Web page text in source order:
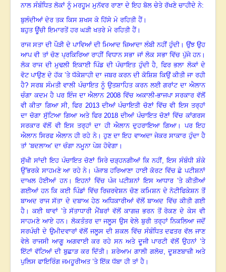
ਨਾਲ ਸੰਬੰਧਿਤ ਲੋਕਾਂ ਨੂੰ ਮਰਹੂਮ ਮੁਨੱਵਰ ਰਾਣਾ ਦੇ ਇਹ ਬੋਲ ਚੇਤੇ ਰੱਖਣੇ ਚਾਹੀਦੇ ਨੇ:
ਬੁਲੰਦੀਆਂ ਦੇਰ ਤਕ ਕਿਸ ਸ਼ਖਸ ਕੇ ਹਿੱਸੇ ਮੇ ਰਹਿਤੀ ਹੈਂ ।
ਬਹੁਤ ਊਂਚੀ ਇਮਾਰਤੇਂ ਹਰ ਘੜੀ ਖਤਰੇ ਮੇ ਰਹਿਤੀ ਹੈਂ ।
ਰਾਜ ਸਤਾ ਦੀ ਪੌੜੀ ਦੇ ਪਾਵਿਆਂ ਦੀ ਮਿਆਦ ਜ਼ਿਆਦਾ ਲੰਬੀ ਨਹੀਂ ਹੁੰਦੀ। ਉਂਝ ਉਹ
ਆਪ ਵੀ ਤਾਂ ਚੋਣ ਪ੍ਰਕਿਰਿਆ ਰਾਹੀਂ ਵਿਧਾਨ ਸਭਾ ਜਾਂ ਲੋਕ ਸਭਾ ਵਿੱਚ ਪੁੱਜੇ ਹਨ।
ਲੋਕ ਰਾਜ ਦੀ ਮੁਢਲੀ ਇਕਾਈ ਪਿੰਡ ਦੀ ਪੰਚਾਇਤ ਹੁੰਦੀ ਹੈ, ਫਿਰ ਭਲਾ ਲੋਕਾਂ ਦੇ
ਵੋਟ ਪਾਉਣ ਦੇ ਹੱਕ ’ਤੇ ਧੱਕੇਸ਼ਾਹੀ ਦਾ ਜਬਰ ਕਰਨ ਦੀ ਕੋਸ਼ਿਸ਼ ਕਿਉਂ ਕੀਤੀ ਜਾ ਰਹੀ
ਹੈ? ਸਰਬ ਸੰਮਤੀ ਵਾਲੀ ਪੰਚਾਇਤ ਨੂੰ ਉਤਸ਼ਾਹਿਤ ਕਰਨ ਲਈ ਗਰਾਂਟ ਦਾ ਐਲਾਨ
ਚੰਗਾ ਕਦਮ ਹੈ ਪਰ ਇੰਜ ਦਾ ਐਲਾਨ2008 ਵਿੱਚ ਅਕਾਲੀ-ਭਾਜਪਾ ਸਰਕਾਰ ਵੱਲੋਂ
ਵੀ ਕੀਤਾ ਗਿਆ ਸੀ,ਫਿਰ 2013ਦੀਆਂ ਪੰਚਾਇਤੀ ਚੋਣਾਂ ਵਿੱਚ ਵੀ ਇਸ ਤਰ੍ਹਾਂ
ਦਾ ਚੋਗਾ ਸੁੱਟਿਆ ਗਿਆ ਅਤੇ ਫਿਰ2018 ਦੀਆਂ ਪੰਚਾਇਤ ਚੋਣਾਂ ਵਿੱਚ ਕਾਂਗਰਸ
ਸਰਕਾਰ ਵੱਲੋਂ ਵੀ ਇਸ ਤਰ੍ਹਾਂ ਦਾ ਹੀ ਐਲਾਨ ਦੁਹਰਾਇਆ ਗਿਆ। ਪਰ ਇਹ
ਐਲਾਨ ਸਿਰਫ ਐਲਾਨ ਹੀ ਰਹੇ ਨੇ। ਹੁਣ ਦਾ ਇਹ ਵਾਅਦਾ ਜੇਕਰ ਸਾਕਾਰ ਹੁੰਦਾ ਹੈ
ਤਾਂ ‘ਬਦਲਾਅ’ ਦਾ ਚੰਗਾ ਨਮੂਨਾ ਪੇਸ਼ ਹੋਵੇਗਾ ।
ਸੁੱਖੀ ਸਾਂਦੀ ਇਹ ਪੰਚਾਇਤ ਚੋਣਾਂ ਸਿਰੇ ਚੜ੍ਹਨਗੀਆਂ ਕਿ ਨਹੀਂ,ਇਸ ਸੰਬੰਧੀ ਸ਼ੰਕੇ
ਉੱਭਰਕੇ ਸਾਹਮਣੇ ਆ ਰਹੇ ਨੇ। ਪੰਜਾਬ ਹਰਿਆਣਾ ਹਾਈ ਕੋਰਟ ਵਿੱਚ ਛੇ ਪਟੀਸ਼ਨਾਂ
ਦਾਖਲ ਹੋਈਆਂ ਹਨ। ਇਹਨਾਂ ਵਿੱਚ ਪੰਜ ਪਟੀਸ਼ਨਾਂ ਇਸ ਆਧਾਰ ’ਤੇ ਕੀਤੀਆਂ
ਗਈਆਂ ਹਨ ਕਿ ਕਈ ਪਿੰਡਾਂ ਵਿੱਚ ਰਿਜ਼ਰਵੇਸ਼ਨ ਚੋਣ ਕਮਿਸ਼ਨ ਦੇ ਨੋਟੀਫਿਕੇਸ਼ਨ ਤੋਂ
ਬਾਅਦ ਰਾਜ ਸੱਤਾ ਦੇ ਦਬਾਅ ਹੇਠ ਅਧਿਕਾਰੀਆਂ ਵੱਲੋਂ ਬਾਅਦ ਵਿੱਚ ਕੀਤੀ ਗਈ
ਹੈ । ਕਈ ਥਾਵਾਂ ’ਤੇ ਸੱਤਾਧਾਰੀ ਮੈਂਬਰਾਂ ਵੱਲੋਂ ਕਾਗਜ਼ ਭਰਨ ਤੋਂ ਰੋਕਣ ਦੇ ਕੇਸ ਵੀ
ਸਾਹਮਣੇ ਆਏ ਹਨ। ਲੋਕਤੰਤਰ ਦਾ ਜਲੂਸ ਉਸ ਵੇਲੇ ਬੁਰੀ ਤਰ੍ਹਾਂ ਨਿਕਲਿਆ ਜਦੋਂ
ਸਰਪੰਚੀ ਦੇ ਉਮੀਦਵਾਰਾਂ ਵੱਲੋਂ ਜਲੂਸ ਦੀ ਸ਼ਕਲ ਵਿੱਚ ਸੰਬੰਧਿਤ ਦਫਤਰ ਵੱਲ ਜਾਣ
ਵੇਲੇ ਰਾਜਸੀ ਆਗੂ ਅਗਵਾਈ ਕਰ ਰਹੇ ਸਨ ਅਤੇ ਦੂਜੀ ਪਾਰਟੀ ਵੱਲੋਂ ਉਹਨਾਂ ’ਤੇ
ਇੱਟਾਂ ਵੱਟਿਆਂ ਦੀ ਬੁਛਾੜ ਕਰ ਦਿੱਤੀ। ਸ਼ਰੇਆਮ ਗਾਲੀ ਗਲੋਚ, ਦੂਸ਼ਣਬਾਜ਼ੀ ਅਤੇ
ਪੁਲਿਸ ਫਾਇਰਿੰਗ ਜਮਹੂਰੀਅਤ ’ਤੇ ਇੱਕ ਧੱਬਾ ਹੀ ਤਾਂ ਹੈ ।